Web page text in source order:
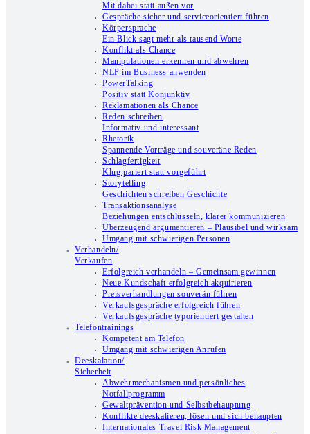
Mit dabei statt außen vor
Gespräche sicher und serviceorientiert führen
Körpersprache
Ein Blick sagt mehr als tausend Worte
Konflikt als Chance
Manipulationen erkennen und abwehren
NLP im Business anwenden
PowerTalking
Positiv statt Konjunktiv
Reklamationen als Chance
Reden schreiben
Informativ und interessant
Rhetorik
Spannende Vorträge und souveräne Reden
Schlagfertigkeit
Klug pariert statt vorgeführt
Storytelling
Geschichten schreiben Geschichte
Transaktionsanalyse
Beziehungen entschlüsseln, klarer kommunizieren
Überzeugend argumentieren – Plausibel und wirksam
Umgang mit schwierigen Personen
Verhandeln/
Verkaufen
Erfolgreich verhandeln – Gemeinsam gewinnen
Neue Kundschaft erfolgreich akquirieren
Preisverhandlungen souverän führen
Verkaufsgespräche erfolgreich führen
Verkaufsgespräche typorientiert gestalten
Telefontrainings
Kompetent am Telefon
Umgang mit schwierigen Anrufen
Deeskalation/
Sicherheit
Abwehrmechanismen und persönliches
Notfallprogramm
Gewaltprävention und Selbstbehauptung
Konflikte deeskalieren, lösen und sich behaupten
Internationales Travel Risk Management